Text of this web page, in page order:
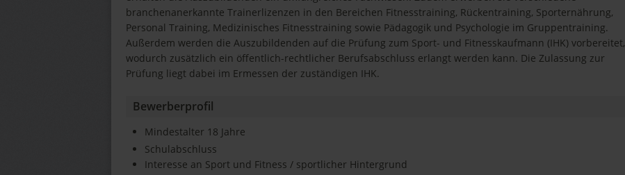
branchenanerkannte Trainerlizenzen in den Bereichen Fitnesstraining, Rückentraining, Sporternährung,
Personal Training, Medizinisches Fitnesstraining sowie Pädagogik und Psychologie im Gruppentraining.
Außerdem werden die Auszubildenden auf die Prüfung zum Sport- und Fitnesskaufmann (IHK) vorbereitet,
wodurch zusätzlich ein öffentlich-rechtlicher Berufsabschluss erlangt werden kann. Die Zulassung zur
Prüfung liegt dabei im Ermessen der zuständigen IHK.
Bewerberprofil
Mindestalter 18 Jahre
Schulabschluss
Interesse an Sport und Fitness / sportlicher Hintergrund